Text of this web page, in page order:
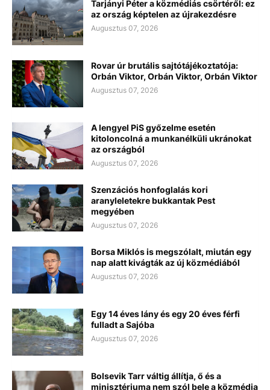
Tarjányi Péter a közmédiás csörtéről: ez
az ország képtelen az újrakezdésre
Augusztus 07, 2026
Rovar úr brutális sajtótájékoztatója:
Orbán Viktor, Orbán Viktor, Orbán Viktor
Augusztus 07, 2026
A lengyel PiS győzelme esetén
kitoloncolná a munkanélküli ukránokat
az országból
Augusztus 07, 2026
Szenzációs honfoglalás kori
aranyleletekre bukkantak Pest
megyében
Augusztus 07, 2026
Borsa Miklós is megszólalt, miután egy
nap alatt kivágták az új közmédiából
Augusztus 07, 2026
Egy 14 éves lány és egy 20 éves férfi
fulladt a Sajóba
Augusztus 07, 2026
Bolsevik Tarr váltig állítja, ő és a
minisztériuma nem szól bele a közmédia